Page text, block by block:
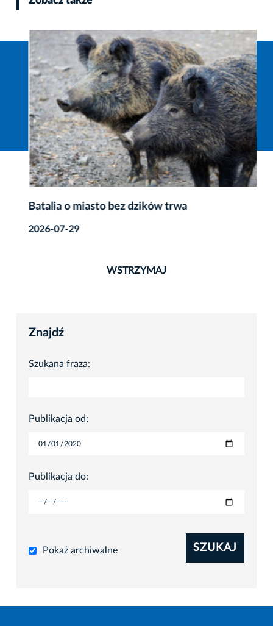
Batalia o miasto bez dzików trwa
2026-07-29
WSTRZYMAJ
Znajdź
Szukana fraza:
Publikacja od:
Publikacja do:
Pokaż archiwalne SZUKAJ